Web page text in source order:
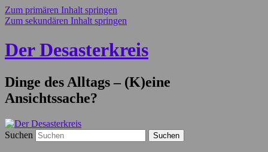
Zum primären Inhalt springen
Zum sekundären Inhalt springen
Der Desasterkreis
Dinge des Alltags – (K)eine
Ansichtssache?
Suchen